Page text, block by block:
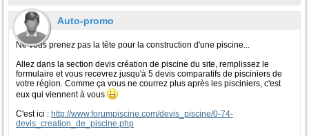
Auto-promo
Ne vous prenez pas la tête pour la construction d'une piscine...
Allez dans la section devis création de piscine du site, remplissez le
formulaire et vous recevrez jusqu'à 5 devis comparatifs de pisciniers de
votre région. Comme ça vous ne courrez plus après les pisciniers, c'est
eux qui viennent à vous
C'est ici : http://www.forumpiscine.com/devis_piscine/0-74-
devis_creation_de_piscine.php